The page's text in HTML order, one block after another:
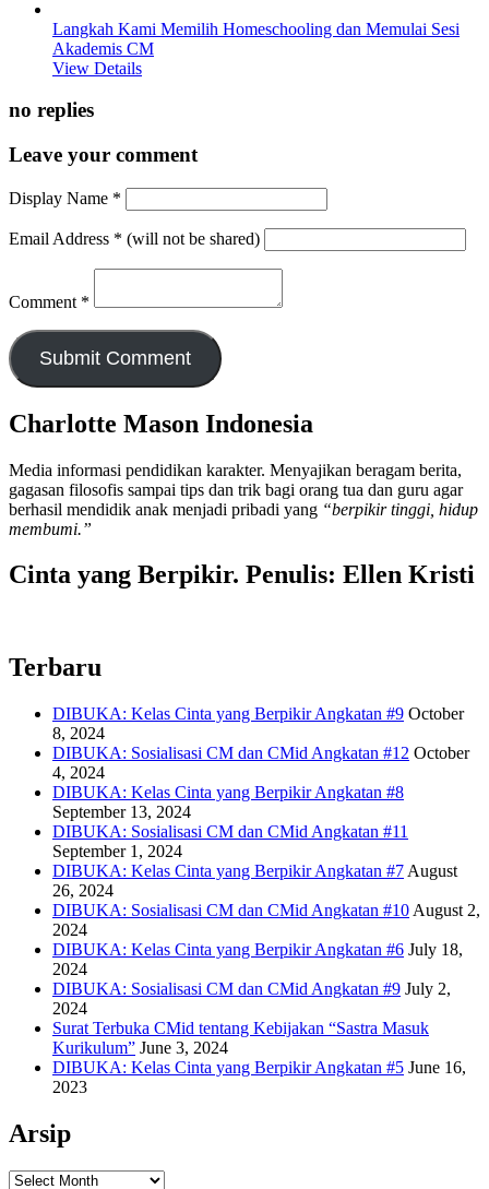
Langkah Kami Memilih Homeschooling dan Memulai Sesi
Akademis CM
View Details
no replies
Leave your comment
Display Name *
Email Address * (will not be shared)
Comment *
Charlotte Mason Indonesia
Media informasi pendidikan karakter. Menyajikan beragam berita,
gagasan filosofis sampai tips dan trik bagi orang tua dan guru agar
berhasil mendidik anak menjadi pribadi yang “berpikir tinggi, hidup
membumi.”
Cinta yang Berpikir. Penulis: Ellen Kristi
Terbaru
DIBUKA: Kelas Cinta yang Berpikir Angkatan #9 October
8, 2024
DIBUKA: Sosialisasi CM dan CMid Angkatan #12 October
4, 2024
DIBUKA: Kelas Cinta yang Berpikir Angkatan #8
September 13, 2024
DIBUKA: Sosialisasi CM dan CMid Angkatan #11
September 1, 2024
DIBUKA: Kelas Cinta yang Berpikir Angkatan #7 August
26, 2024
DIBUKA: Sosialisasi CM dan CMid Angkatan #10 August 2,
2024
DIBUKA: Kelas Cinta yang Berpikir Angkatan #6 July 18,
2024
DIBUKA: Sosialisasi CM dan CMid Angkatan #9 July 2,
2024
Surat Terbuka CMid tentang Kebijakan “Sastra Masuk
Kurikulum” June 3, 2024
DIBUKA: Kelas Cinta yang Berpikir Angkatan #5 June 16,
2023
Arsip
Arsip